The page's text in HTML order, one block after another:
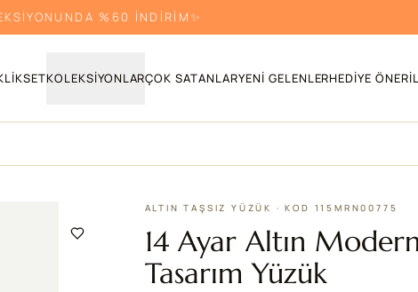
%60 İNDİRİM✨
SETKOLEKSIYONLARÇOK SATANLARYENI GELENLERHEDIYE
ALTIN TAŞSIZ YÜZÜK · KOD 115MRN00775
14 Ayar Altın
Tasarım Yüzük